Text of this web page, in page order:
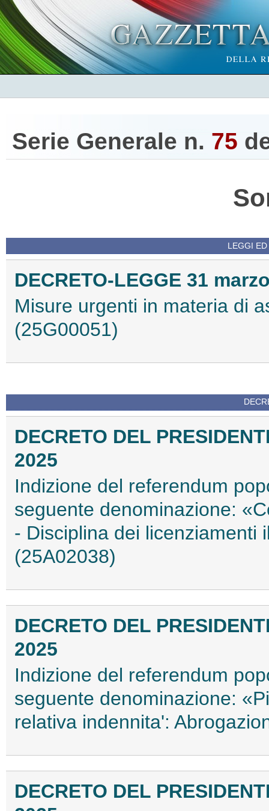
Serie Generale n. 75
LEGGI
DECRETO-LEGGE 31
Misure urgenti in materia di
(25G00051)
DECRETO DEL
2025
Indizione del referendum
seguente denominazione:
- Disciplina dei licenziamenti
(25A02038)
DECRETO DEL
2025
Indizione del referendum
seguente denominazione:
relativa indennita':
DECRETO DEL